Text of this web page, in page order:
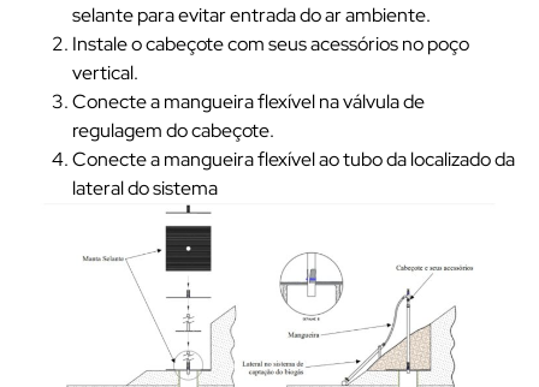
selante para evitar entrada do ar ambiente.
Instale o cabeçote com seus acessórios no poço
vertical.
Conecte a mangueira flexível na válvula de
regulagem do cabeçote.
Conecte a mangueira flexível ao tubo da localizado da
lateral do sistema